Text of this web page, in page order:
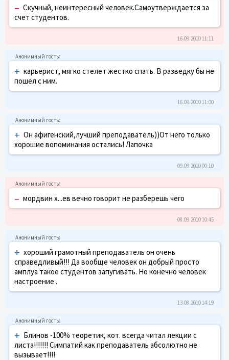
– Скучный, неинтересный человек.Самоутверждается за
счет студентов.
16.09.2010 11:11
+ карьерист, мягко стелет жестко спать. В разведку бы не
пошел с ним.
16.09.2010 11:00
+ Он афигенский,лучший преподаватель))От него только
хорошие вопоминания остались! Лапочка
09.09.2010 00:10
– мордвин х...ев вечно говорит не разберешь чего
08.09.2010 10:45
+ хороший грамотный преподаватель он очень
справедливый!!! Да вообще человек он добрый просто
амплуа такое студентов запугивать. Но конечно человек
настроение .
13.08.2010 14:19
+ Блинов -100% теоретик, кот. всегда читал лекции с
листа!!!!!!! Симпатий как преподаватель абсолютно не
вызывает!!!!